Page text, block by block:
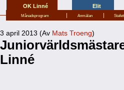
OK Linné Elit
Månadsprogram | Anmälan |
3 april 2013 (Av Mats Troeng)
Linné